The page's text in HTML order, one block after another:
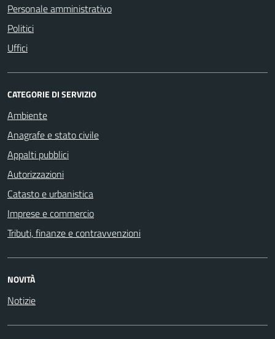
Personale amministrativo
Politici
Uffici
CATEGORIE DI SERVIZIO
Ambiente
Anagrafe e stato civile
Appalti pubblici
Autorizzazioni
Catasto e urbanistica
Imprese e commercio
Tributi, finanze e contravvenzioni
NOVITÀ
Notizie